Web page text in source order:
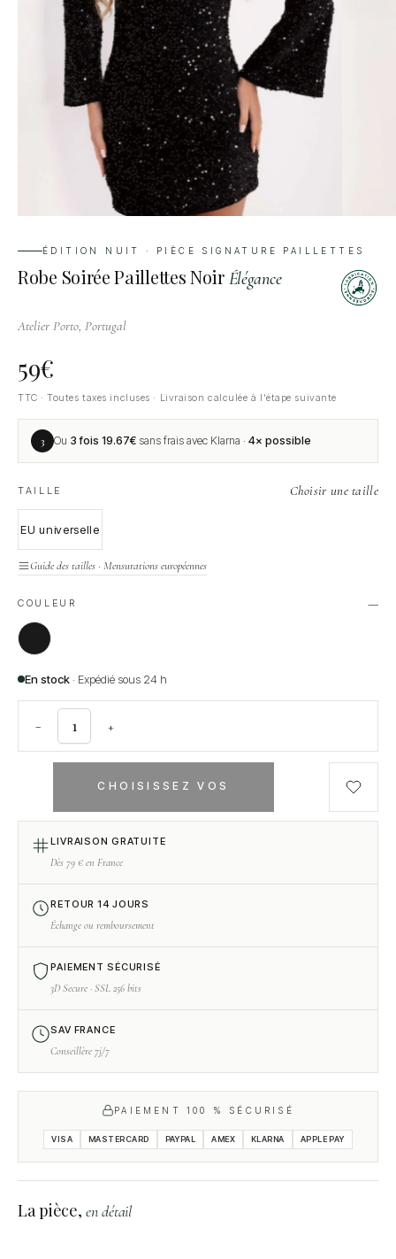
ÉDITION NUIT · PIÈCE SIGNATURE PAILLETTES
Robe Soirée Paillettes Noir Élégance
Atelier Porto, Portugal
59€
TTC · Toutes taxes incluses · Livraison calculée à l'étape suivante
3 Ou 3 fois 19.67€ sans frais avec Klarna · 4× possible
TAILLE Choisir une taille
EU universelle
Guide des tailles · Mensurations européennes
COULEUR —
En stock · Expédié sous 24 h
− +
CHOISISSEZ VOS
LIVRAISON GRATUITE
Dès 79 € en France
RETOUR 14 JOURS
Échange ou remboursement
PAIEMENT SÉCURISÉ
3D Secure · SSL 256 bits
SAV FRANCE
Conseillère 7j/7
PAIEMENT 100 % SÉCURISÉ
VISA MASTERCARD PAYPAL AMEX KLARNA APPLE PAY
La pièce,en détail